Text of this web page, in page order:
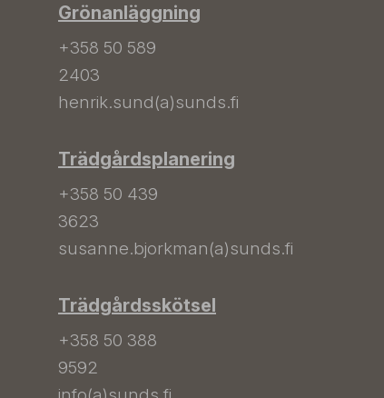
Grönanläggning
+358 50 589
2403
henrik.sund(a)sunds.fi
Trädgårdsplanering
+358 50 439
3623
susanne.bjorkman(a)sunds.fi
Trädgårdsskötsel
+358 50 388
9592